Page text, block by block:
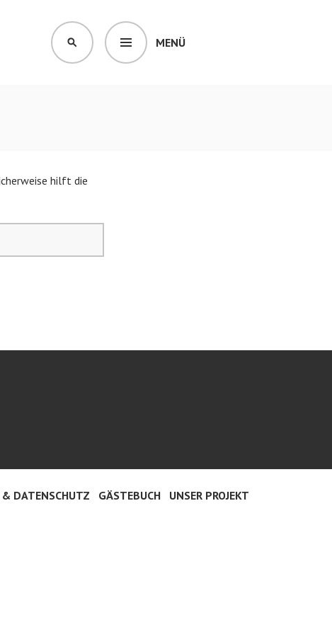
MENÜ
SUCHEN
hilft die
& DATENSCHUTZ GÄSTEBUCH UNSER PROJEKT